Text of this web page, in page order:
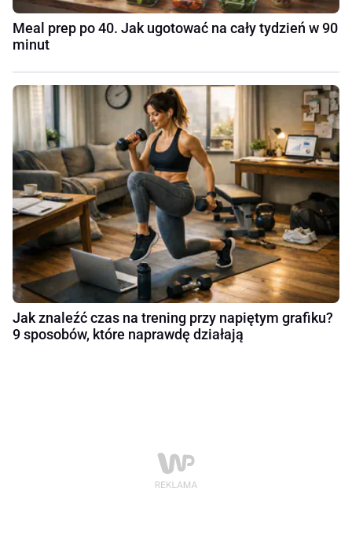
Meal prep po 40. Jak ugotować na cały tydzień w 90
minut
Jak znaleźć czas na trening przy napiętym grafiku?
9 sposobów, które naprawdę działają